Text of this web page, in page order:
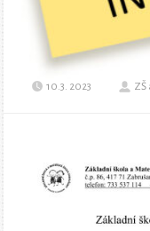
10.3. 2023 ZŠ